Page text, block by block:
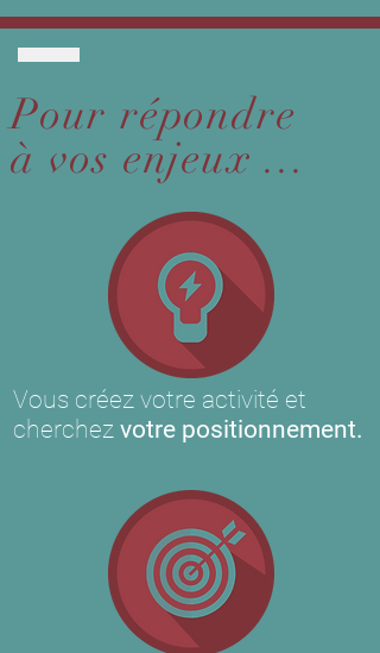
Pour répondre
à vos enjeux ...
Vous créez votre activité et
cherchez votre positionnement.